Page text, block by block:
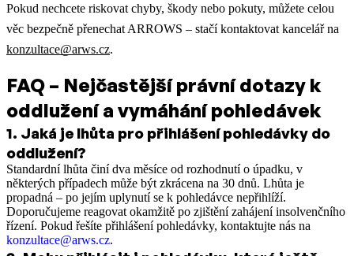
Pokud nechcete riskovat chyby, škody nebo pokuty, můžete celou
věc bezpečně přenechat ARROWS – stačí kontaktovat kancelář na
konzultace@arws.cz.
FAQ – Nejčastější právní dotazy k
oddlužení a vymáhání pohledávek
1. Jaká je lhůta pro přihlášení pohledávky do
oddlužení?
Standardní lhůta činí dva měsíce od rozhodnutí o úpadku, v
některých případech může být zkrácena na 30 dnů. Lhůta je
propadná – po jejím uplynutí se k pohledávce nepřihlíží.
Doporučujeme reagovat okamžitě po zjištění zahájení insolvenčního
řízení. Pokud řešíte přihlášení pohledávky, kontaktujte nás na
konzultace@arws.cz.